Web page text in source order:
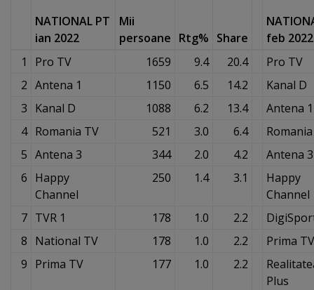
NATIONAL PT
ian 2022
Mii
persoane Rtg% Share
feb 2022
1
Pro TV 1659 9.4 20.4
Pro TV
2 Antena 1 1150 6.5 14.2
Kanal D
3 Kanal D 1088 6.2 13.4
Antena 1
4 Romania TV 521 3.0 6.4
5 Antena 3 344 2.0 4.2
Antena 3
6 Happy
Channel
250 1.4 3.1
Happy
Channel
7 TVR 1 178 1.0 2.2
8 National TV 178 1.0 2.2
Prima TV
9 Prima TV 177 1.0 2.2
Plus